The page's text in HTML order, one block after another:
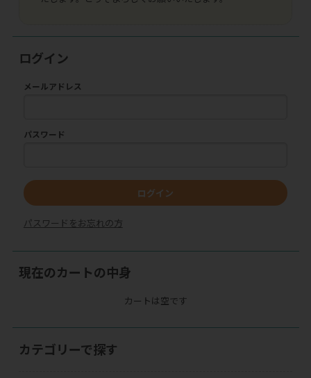
ログイン
メールアドレス
パスワード
ログイン
パスワードをお忘れの方
現在のカートの中身
カートは空です
カテゴリーで探す